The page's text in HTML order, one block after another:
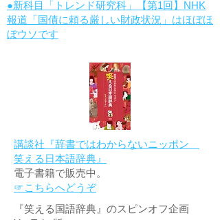
●新科目「トレンド研究科」【第1回】NHK
報道「国債に頼る厳しい財政状況」はほぼほ
ぼウソです
講談社『辞書ではわからないニッポン
笑える日本語辞典』
電子書籍で販売中。
☞こちらへどうぞ
『笑える国語辞典』のスピンオフ企画